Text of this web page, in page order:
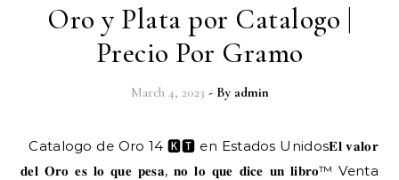
Oro y Plata por Catalogo |
Precio Por Gramo
March 4, 2023 - By admin
Catalogo de Oro 14 🅺🆃 en Estados Unidos𝐄𝐥 𝐯𝐚𝐥𝐨𝐫
𝐝𝐞𝐥 𝐎𝐫𝐨 𝐞𝐬 𝐥𝐨 𝐪𝐮𝐞 𝐩𝐞𝐬𝐚, 𝐧𝐨 𝐥𝐨 𝐪𝐮𝐞 𝐝𝐢𝐜𝐞 𝐮𝐧 𝐥𝐢𝐛𝐫𝐨™️ Venta